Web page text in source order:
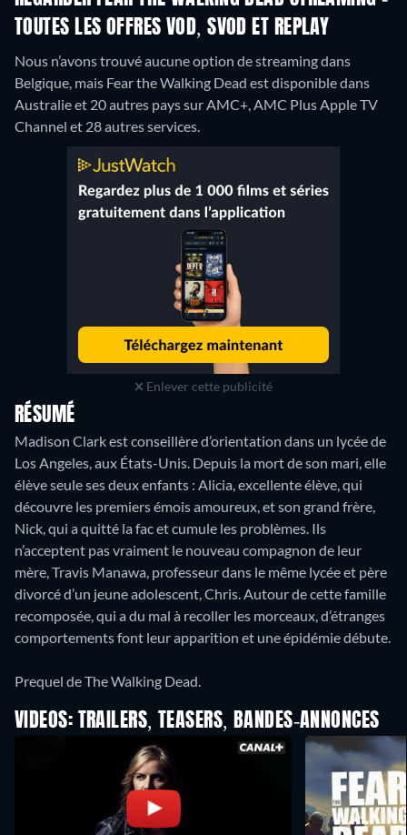
TOUTES LES OFFRES VOD, SVOD ET REPLAY
Nous n’avons trouvé aucune option de streaming dans
Belgique, mais Fear the Walking Dead est disponible dans
Australie et 20 autres pays sur AMC+, AMC Plus Apple TV
Channel et 28 autres services.
Enlever cette publicité
RÉSUMÉ
Madison Clark est conseillère d’orientation dans un lycée de
Los Angeles, aux États-Unis. Depuis la mort de son mari, elle
élève seule ses deux enfants : Alicia, excellente élève, qui
découvre les premiers émois amoureux, et son grand frère,
Nick, qui a quitté la fac et cumule les problèmes. Ils
n’acceptent pas vraiment le nouveau compagnon de leur
mère, Travis Manawa, professeur dans le même lycée et père
divorcé d’un jeune adolescent, Chris. Autour de cette famille
recomposée, qui a du mal à recoller les morceaux, d’étranges
comportements font leur apparition et une épidémie débute.
Prequel de The Walking Dead.
VIDEOS: TRAILERS, TEASERS, BANDES-ANNONCES